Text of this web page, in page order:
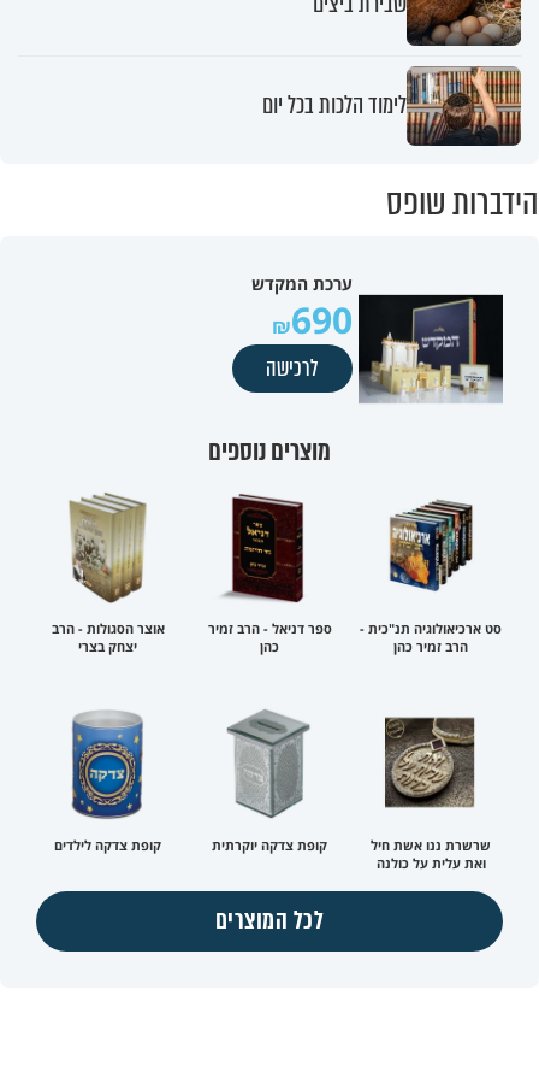
לימוד הלכות בכל יום
הידברות שופס
ערכת המקדש
690
לרכישה
מוצרים נוספים
סט ארכיאולוגיה תנ"כית -
הרב זמיר כהן
ספר דניאל - הרב זמיר
כהן
אוצר הסגולות - הרב
יצחק בצרי
שרשרת ננו אשת חיל
ואת עלית על כולנה
קופת צדקה יוקרתית קופת צדקה לילדים
לכל המוצרים